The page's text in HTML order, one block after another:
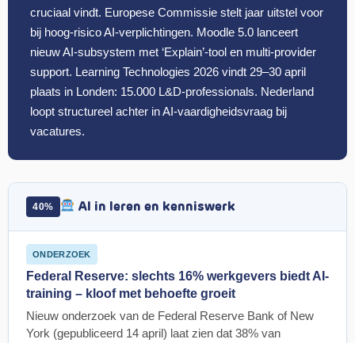
cruciaal vindt. Europese Commissie stelt jaar uitstel voor
bij hoog-risico AI-verplichtingen. Moodle 5.0 lanceert
nieuw AI-subsystem met ‘Explain’-tool en multi-provider
support. Learning Technologies 2026 vindt 29–30 april
plaats in Londen: 15.000 L&D-professionals. Nederland
loopt structureel achter in AI-vaardigheidsvraag bij
vacatures.
40% AI in leren en kenniswerk
ONDERZOEK
Federal Reserve: slechts 16% werkgevers biedt AI-
training – kloof met behoefte groeit
Nieuw onderzoek van de Federal Reserve Bank of New
York (gepubliceerd 14 april) laat zien dat 38% van